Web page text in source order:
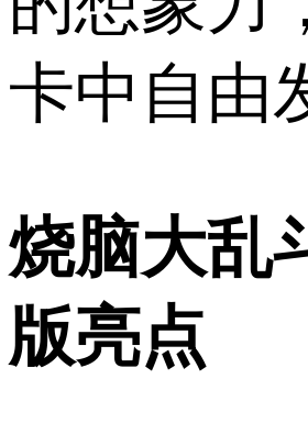
卡中自由
烧脑大乱
版亮点